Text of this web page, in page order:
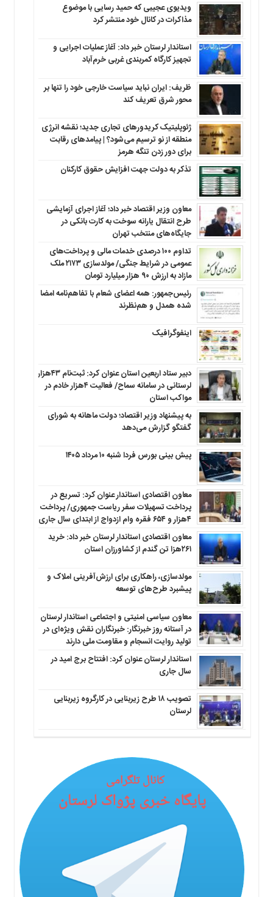
ویدیوی عجیبی که حمید رسایی با موضوع
مذاکرات در کانال خود منتشر کرد
استاندار لرستان خبر داد: آغاز عملیات اجرایی و
تجهیز کارگاه کمربندی غربی خرم‌آباد
ظریف: ایران نباید سیاست خارجی خود را تنها بر
محور شرق تعریف کند
ژئوپلیتیک کریدورهای تجاری جدید؛ نقشه انرژی
منطقه‌ از نو ترسیم می‌شود؟ | پیامدهای رقابت
برای دور زدن تنگه هرمز
تذکر به دولت جهت افزایش حقوق کارکنان ‌
معاون وزیر اقتصاد خبر داد؛ آغاز اجرای آزمایشی
طرح انتقال یارانه سوخت به کارت بانکی در
جایگاه‌های منتخب تهران
تداوم ۱۰۰ درصدی خدمات مالی و پرداخت‌های
عمومی در شرایط جنگی/ مولدسازی ۲۱۷۳ ملک
مازاد به ارزش ۹۰ هزار میلیارد تومان
رئیس‌جمهور: همه اعضای شعام با تفاهم‌نامه امضا
شده همدل و هم‌نظرند
اینفوگرافیک
دبیر ستاد اربعین استان عنوان کرد: ثبت‌نام ۴۳هزار
لرستانی در سامانه سماح/ فعالیت ۴هزار خادم در
مواکب استان
به پیشنهاد وزیر اقتصاد؛ دولت ماهانه به شورای
گفتگو گزارش می‌دهد
پیش بینی بورس فردا شنبه ۱۰ مرداد ۱۴۰۵
معاون اقتصادی استاندار عنوان کرد: تسریع در
پرداخت تسهیلات سفر ریاست جمهوری/ پرداخت
۴هزار و ۶۵۴ فقره وام ازدواج از ابتدای سال جاری
معاون اقتصادی استاندار لرستان خبر داد: خرید
۲۶۱هزا تن گندم از کشاورزان استان
مولدسازی، راهکاری برای ارزش‌آفرینی املاک و
پیشبرد طرح‌های توسعه
معاون سیاسی امنیتی و اجتماعی استاندار لرستان
در آستانه روز خبرنگار: خبرنگاران نقش ویژه‌ای در
تولید روایت انسجام و مقاومت ملی دارند
استاندار لرستان عنوان کرد: افتتاح برج امید در
سال جاری
تصویب ۱۸ طرح زیربنایی در کارگروه زیربنایی
لرستان